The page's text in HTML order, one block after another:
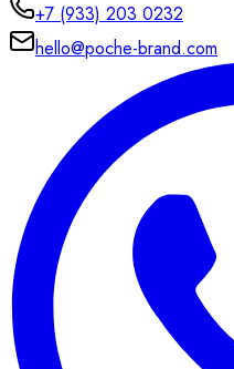
+7 (933) 203 0232
hello@poche-brand.com